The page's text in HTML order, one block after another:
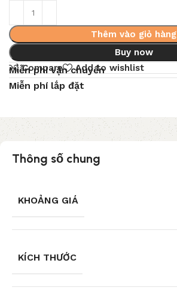
Thêm vào giỏ hàng
Buy now
Compare
Add to wishlist
Miễn phí vận chuyển
Miễn phí lắp đặt
Thông số chung
KHOẢNG GIÁ
KÍCH THƯỚC